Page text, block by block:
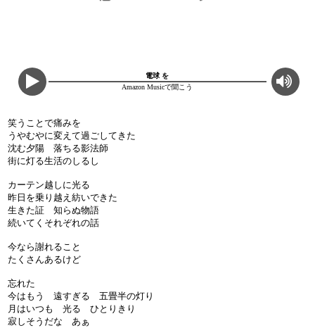
電球 を
Amazon Musicで聞こう
笑うことで痛みを
うやむやに変えて過ごしてきた
沈む夕陽 落ちる影法師
街に灯る生活のしるし
カーテン越しに光る
昨日を乗り越え紡いできた
生きた証 知らぬ物語
続いてくそれぞれの話
今なら謝れること
たくさんあるけど
忘れた
今はもう 遠すぎる 五畳半の灯り
月はいつも 光る ひとりきり
寂しそうだな あぁ